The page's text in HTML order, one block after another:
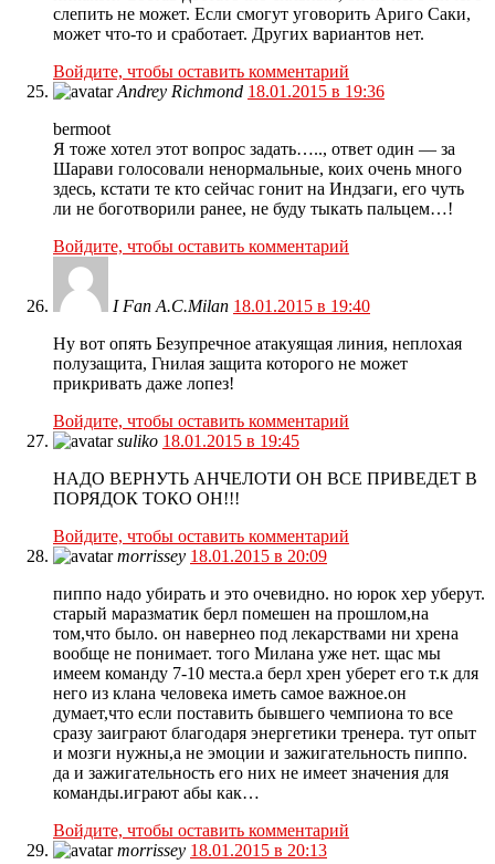
слепить не может. Если смогут уговорить Ариго Саки,
может что-то и сработает. Других вариантов нет.
Войдите, чтобы оставить комментарий
Andrey Richmond 18.01.2015 в 19:36
bermoot
Я тоже хотел этот вопрос задать….., ответ один — за
Шарави голосовали ненормальные, коих очень много
здесь, кстати те кто сейчас гонит на Индзаги, его чуть
ли не боготворили ранее, не буду тыкать пальцем…!
Войдите, чтобы оставить комментарий
I Fan A.C.Milan 18.01.2015 в 19:40
Ну вот опять Безупречное атакуящая линия, неплохая
полузащита, Гнилая защита которого не может
прикривать даже лопез!
Войдите, чтобы оставить комментарий
suliko 18.01.2015 в 19:45
НАДО ВЕРНУТЬ АНЧЕЛОТИ ОН ВСЕ ПРИВЕДЕТ В
ПОРЯДОК ТОКО ОН!!!
Войдите, чтобы оставить комментарий
morrissey 18.01.2015 в 20:09
пиппо надо убирать и это очевидно. но юрок хер уберут.
старый маразматик берл помешен на прошлом,на
том,что было. он навернео под лекарствами ни хрена
вообще не понимает. того Милана уже нет. щас мы
имеем команду 7-10 места.а берл хрен уберет его т.к для
него из клана человека иметь самое важное.он
думает,что если поставить бывшего чемпиона то все
сразу заиграют благодаря энергетики тренера. тут опыт
и мозги нужны,а не эмоции и зажигательность пиппо.
да и зажигательность его них не имеет значения для
команды.играют абы как…
Войдите, чтобы оставить комментарий
morrissey 18.01.2015 в 20:13